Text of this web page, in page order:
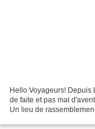
Hello Voyageurs! Depuis
de faite et pas mal
Un lieu de